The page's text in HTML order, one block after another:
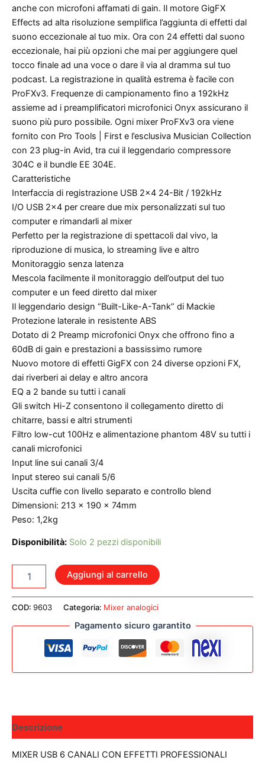
anche con microfoni affamati di gain. Il motore GigFX
Effects ad alta risoluzione semplifica l’aggiunta di effetti dal
suono eccezionale al tuo mix. Ora con 24 effetti dal suono
eccezionale, hai più opzioni che mai per aggiungere quel
tocco finale ad una voce o dare il via al dramma sul tuo
podcast. La registrazione in qualità estrema è facile con
ProFXv3. Frequenze di campionamento fino a 192kHz
assieme ad i preamplificatori microfonici Onyx assicurano il
suono più puro possibile. Ogni mixer ProFXv3 ora viene
fornito con Pro Tools | First e l’esclusiva Musician Collection
con 23 plug-in Avid, tra cui il leggendario compressore
304C e il bundle EE 304E.
Caratteristiche
Interfaccia di registrazione USB 2×4 24-Bit / 192kHz
I/O USB 2×4 per creare due mix personalizzati sul tuo
computer e rimandarli al mixer
Perfetto per la registrazione di spettacoli dal vivo, la
riproduzione di musica, lo streaming live e altro
Monitoraggio senza latenza
Mescola facilmente il monitoraggio dell’output del tuo
computer e un feed diretto dal mixer
Il leggendario design “Built-Like-A-Tank” di Mackie
Protezione laterale in resistente ABS
Dotato di 2 Preamp microfonici Onyx che offrono fino a
60dB di gain e prestazioni a bassissimo rumore
Nuovo motore di effetti GigFX con 24 diverse opzioni FX,
dai riverberi ai delay e altro ancora
EQ a 2 bande su tutti i canali
Gli switch Hi-Z consentono il collegamento diretto di
chitarre, bassi e altri strumenti
Filtro low-cut 100Hz e alimentazione phantom 48V su tutti i
canali microfonici
Input line sui canali 3/4
Input stereo sui canali 5/6
Uscita cuffie con livello separato e controllo blend
Dimensioni: 213 x 190 x 74mm
Peso: 1,2kg
Disponibilità: Solo 2 pezzi disponibili
PROFX6V3
USB
CON
PROFESSIONALI
Aggiungi al carrello
COD: 9603 Categoria: Mixer analogici
Pagamento sicuro garantito
Descrizione
MIXER USB 6 CANALI CON EFFETTI PROFESSIONALI